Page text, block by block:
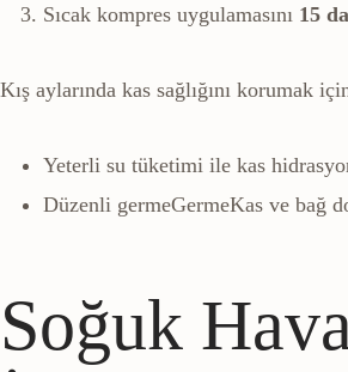
Sıcak kompres uygulamasını 15
Kış aylarında kas sağlığını korumak
Yeterli su tüketimi ile kas
Düzenli germeGermeKas ve bağ
Soğuk